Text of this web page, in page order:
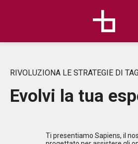
RIVOLUZIONA LE STRATEGIE DI
Evolvi la tua
Ti presentiamo Sapiens, il